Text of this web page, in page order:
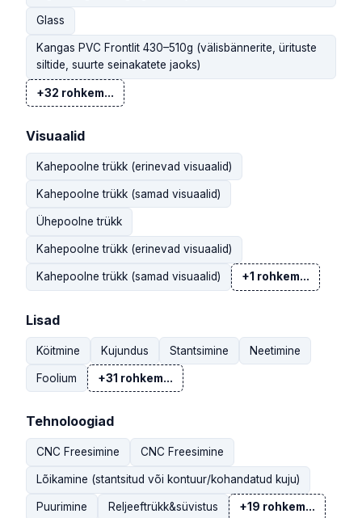
Glass
Kangas PVC Frontlit 430–510g (välisbännerite, ürituste
siltide, suurte seinakatete jaoks)
+32 rohkem...
Visuaalid
Kahepoolne trükk (erinevad visuaalid)
Kahepoolne trükk (samad visuaalid)
Ühepoolne trükk
Kahepoolne trükk (erinevad visuaalid)
Kahepoolne trükk (samad visuaalid) +1 rohkem...
Lisad
Köitmine Kujundus Stantsimine Neetimine
Foolium +31 rohkem...
Tehnoloogiad
CNC Freesimine CNC Freesimine
Lõikamine (stantsitud või kontuur/kohandatud kuju)
Puurimine Reljeeftrükk&süvistus +19 rohkem...